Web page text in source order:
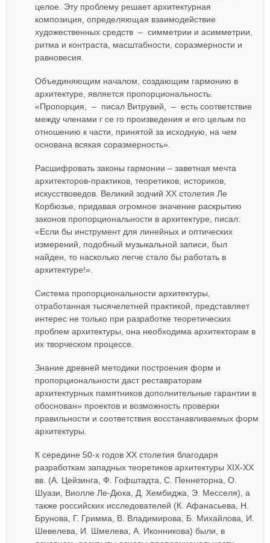
целое. Эту проблему решает архитектурная
композиция, определяющая взаимодействие
художественных средств – симметрии и асимметрии,
ритма и контраста, масштабности, соразмерности и
равновесия.
Объединяющим началом, создающим гармонию в
архитектуре, является пропорциональность.
«Пропорция, – писал Витрувий, – есть соответствие
между членами г се го произведения и его целым по
отношению к части, принятой за исходную, на чем
основана всякая соразмерность».
Расшифровать законы гармонии – заветная мечта
архитекторов-практиков, теоретиков, историков,
искусствоведов. Великий зодчий XX столетия Ле
Корбюзье, придавая огромное значение раскрытию
законов пропорциональности в архитектуре, писал:
«Если бы инструмент для линейных и оптических
измерений, подобный музыкальной записи, был
найден, то насколько легче стало бы работать в
архитектуре!».
Система пропорциональности архитектуры,
отработанная тысячелетней практикой, представляет
интерес не только при разработке теоретических
проблем архитектуры, она необходима архитекторам в
их творческом процессе.
Знание древней методики построения форм и
пропорциональности даст реставраторам
архитектурных памятников дополнительные гарантии в
обоснован» проектов и возможность проверки
правильности и соответствия восстанавливаемых форм
архитектуры.
К середине 50-х годов XX столетия благодаря
разработкам западных теоретиков архитектуры XIX-XX
вв. (А. Цейзинга, Ф. Гофштадта, С. Пеннеторна, О.
Шуази, Виолле Ле-Дюка, Д. Хембиджа, Э. Месселя), а
также российских исследователей (К. Афанасьева, Н.
Брунова, Г. Гримма, В. Владимирова, Б. Михайлова, И.
Шевелева, И. Шмелева, А. Иконникова) были, в